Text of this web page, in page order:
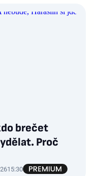
brečet
Proč
15:30